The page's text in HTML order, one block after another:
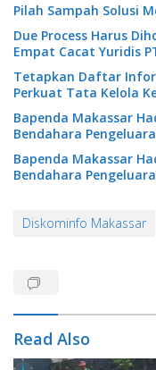
Pilah Sampah Solusi
Due Process Harus
Empat Cacat Yuridis
Tetapkan Daftar
Perkuat Tata Kelola
Bapenda Makassar
Bendahara
Bapenda Makassar
Bendahara
Diskominfo Makassar
Read Also